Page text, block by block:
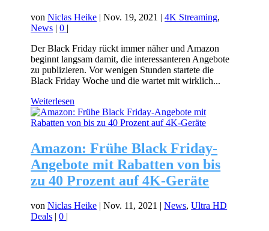
vonNiclas Heike |Nov. 19, 2021 |4K Streaming,
News |0 |
Der Black Friday rückt immer näher und Amazon
beginnt langsam damit, die interessanteren Angebote
zu publizieren. Vor wenigen Stunden startete die
Black Friday Woche und die wartet mit wirklich...
Weiterlesen
Amazon: Frühe Black Friday-
Angebote mit Rabatten von bis
zu 40 Prozent auf 4K-Geräte
vonNiclas Heike |Nov. 11, 2021 |News,Ultra HD
Deals |0 |